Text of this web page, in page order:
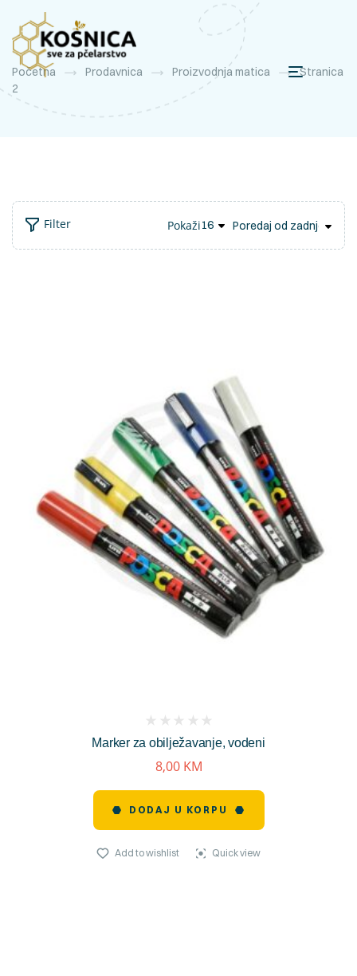
Početna Prodavnica Proizvodnja matica
Stranica
2
Filter Pokaži
Marker za obilježavanje, vodeni
reviews)
8,00 KM
DODAJ U KORPU
Add to wishlist Quick view